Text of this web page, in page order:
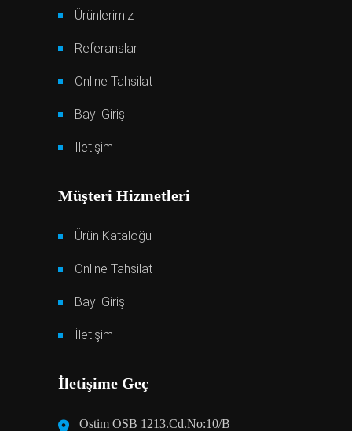
Ürünlerimiz
Referanslar
Online Tahsilat
Bayi Girişi
İletişim
Müşteri Hizmetleri
Ürün Kataloğu
Online Tahsilat
Bayi Girişi
İletişim
İletişime Geç
Ostim OSB 1213.Cd.No:10/B